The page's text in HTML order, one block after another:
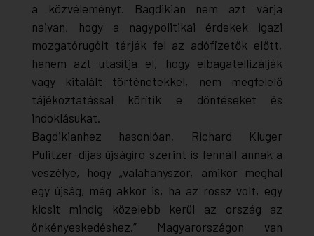
a közvéleményt. Bagdikian nem azt várja
naivan, hogy a nagypolitikai érdekek igazi
mozgatórugóit tárják fel az adófizetők előtt,
hanem azt utasítja el, hogy elbagatellizálják
vagy kitalált történetekkel, nem megfelelő
tájékoztatással körítik e döntéseket és
indoklásukat.
Bagdikianhez hasonlóan, Richard Kluger
Pulitzer-díjas újságíró szerint is fennáll annak a
veszélye, hogy „valahányszor, amikor meghal
egy újság, még akkor is, ha az rossz volt, egy
kicsit mindig közelebb kerül az ország az
önkényeskedéshez.” Magyarországon van